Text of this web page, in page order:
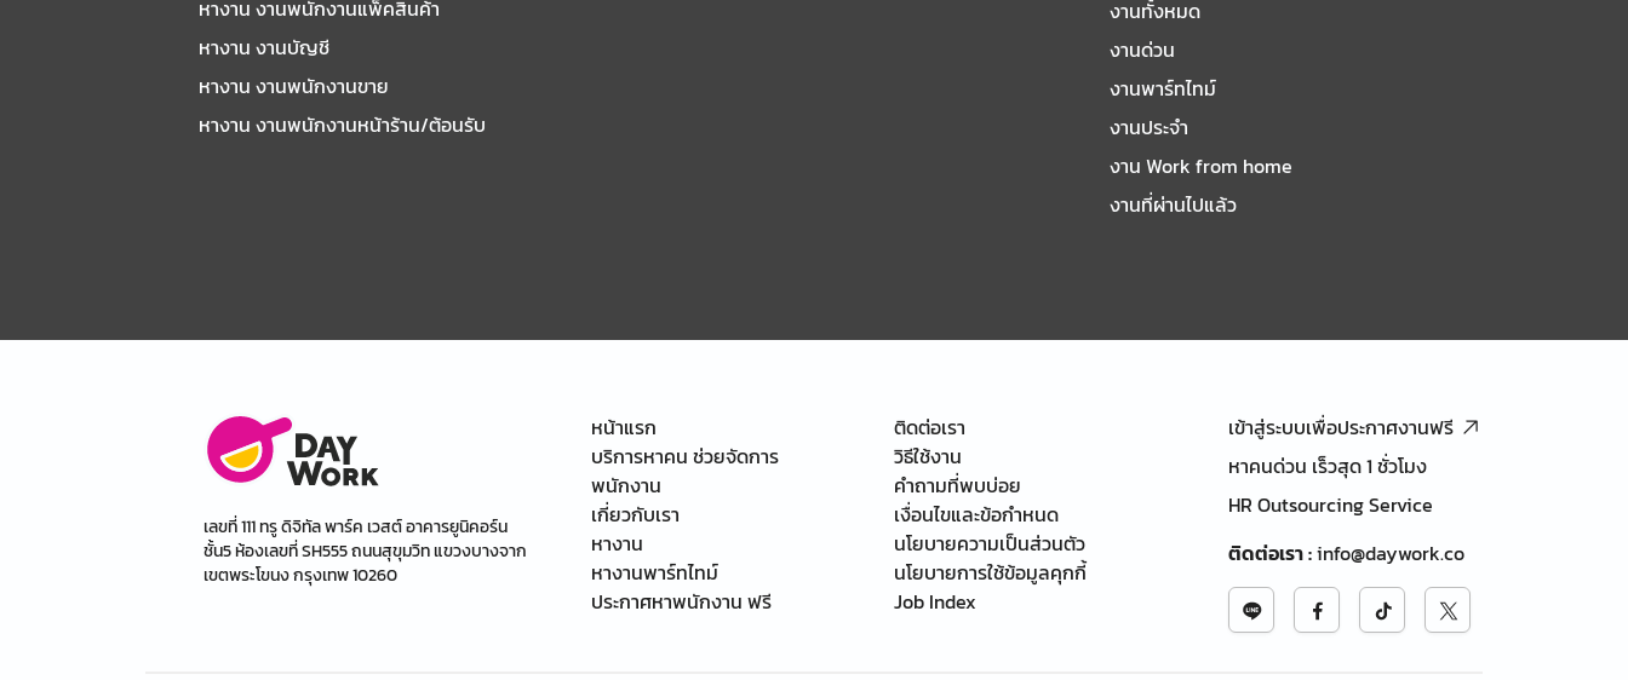
หางาน งานพนักงานแพ็คสินค้า
หางาน งานบัญชี
หางาน งานพนักงานขาย
หางาน งานพนักงานหน้าร้าน/ต้อนรับ
งานทั้งหมด
งานด่วน
งานพาร์ทไทม์
งานประจำ
งาน Work from home
งานที่ผ่านไปแล้ว
เลขที่ 111 ทรู ดิจิทัล พาร์ค เวสต์ อาคารยูนิคอร์น
ชั้น5 ห้องเลขที่ SH555 ถนนสุขุมวิท แขวงบางจาก
เขตพระโขนง กรุงเทพ 10260
หน้าแรก
บริการหาคน ช่วยจัดการ
พนักงาน
เกี่ยวกับเรา
หางาน
หางานพาร์ทไทม์
ประกาศหาพนักงาน ฟรี
ติดต่อเรา
วิธีใช้งาน
คำถามที่พบบ่อย
เงื่อนไขและข้อกำหนด
นโยบายความเป็นส่วนตัว
นโยบายการใช้ข้อมูลคุกกี้
Job Index
เข้าสู่ระบบเพื่อประกาศงานฟรี
หาคนด่วน เร็วสุด 1 ชั่วโมง
HR Outsourcing Service
ติดต่อเรา:info@daywork.co